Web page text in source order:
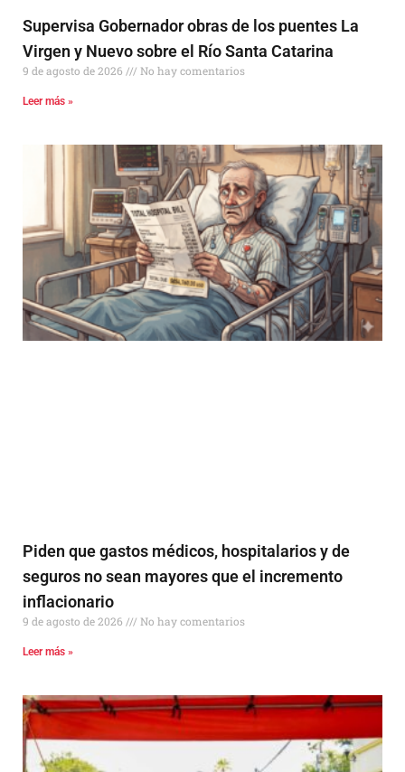
Supervisa Gobernador obras de los puentes La
Virgen y Nuevo sobre el Río Santa Catarina
9 de agosto de 2026 No hay comentarios
Leer más »
Piden que gastos médicos, hospitalarios y de
seguros no sean mayores que el incremento
inflacionario
9 de agosto de 2026 No hay comentarios
Leer más »